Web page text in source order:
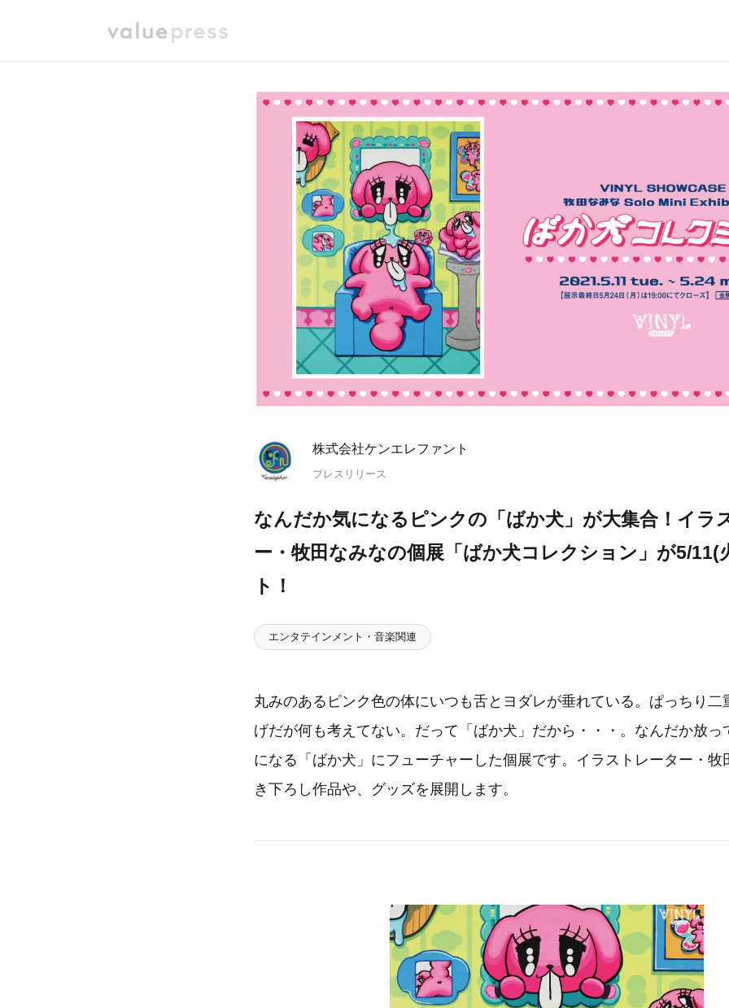
株式会社ケンエレファント
プレスリリース
なんだか気になるピンクの「ばか犬」が大集合！イラ
ー・牧田なみなの個展「ばか犬コレクション」が5/11(
ト！
エンタテインメント・音楽関連
丸みのあるピンク色の体にいつも舌とヨダレが垂れている。ぱっちり二
げだが何も考えてない。だって「ばか犬」だから・・・。なんだか放っ
になる「ばか犬」にフューチャーした個展です。イラストレーター・牧
き下ろし作品や、グッズを展開します。